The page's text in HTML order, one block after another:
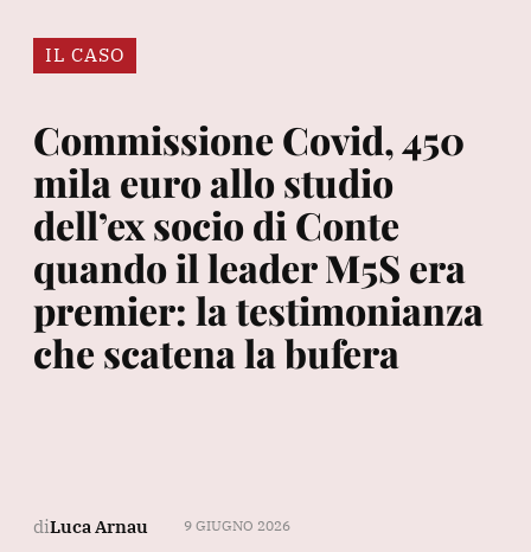
IL CASO
Commissione Covid, 450
mila euro allo studio
dell’ex socio di Conte
quando il leader M5S era
premier: la testimonianza
che scatena la bufera
diLuca Arnau 9 GIUGNO 2026